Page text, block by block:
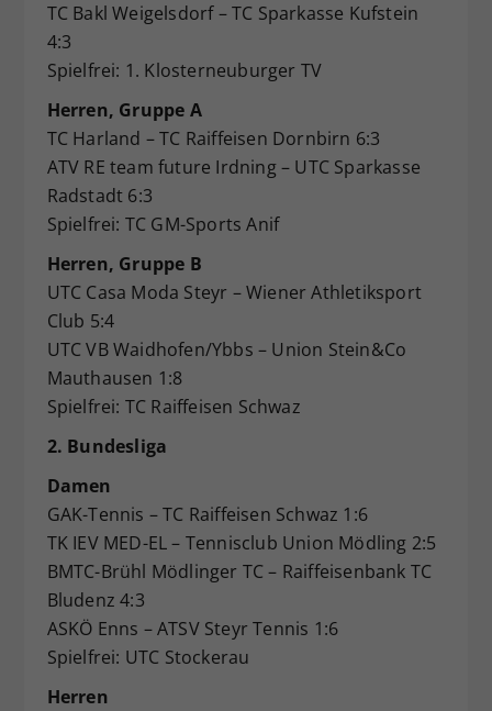
TC Bakl Weigelsdorf – TC Sparkasse Kufstein
4:3
Spielfrei: 1. Klosterneuburger TV
Herren, Gruppe A
TC Harland – TC Raiffeisen Dornbirn 6:3
ATV RE team future Irdning – UTC Sparkasse
Radstadt 6:3
Spielfrei: TC GM-Sports Anif
Herren, Gruppe B
UTC Casa Moda Steyr – Wiener Athletiksport
Club 5:4
UTC VB Waidhofen/Ybbs – Union Stein&Co
Mauthausen 1:8
Spielfrei: TC Raiffeisen Schwaz
2. Bundesliga
Damen
GAK-Tennis – TC Raiffeisen Schwaz 1:6
TK IEV MED-EL – Tennisclub Union Mödling 2:5
BMTC-Brühl Mödlinger TC – Raiffeisenbank TC
Bludenz 4:3
ASKÖ Enns – ATSV Steyr Tennis 1:6
Spielfrei: UTC Stockerau
Herren